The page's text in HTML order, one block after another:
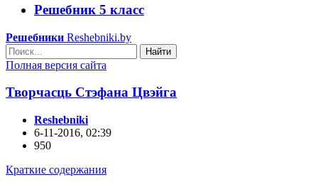
Решебник 5 класс
Решебники Reshebniki.by
Найти
Полная версия сайта
Творчасць Стэфана Цвэйга
Reshebniki
6-11-2016, 02:39
950
Краткие содержания